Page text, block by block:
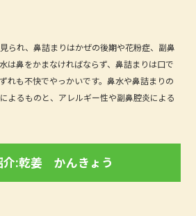
られ、鼻詰まりはかぜの後期や花粉症、副鼻
は鼻をかまなければならず、鼻詰まりは口で
れも不快でやっかいです。鼻水や鼻詰まりの
よるものと、アレルギー性や副鼻腔炎による
介:乾姜 かんきょう